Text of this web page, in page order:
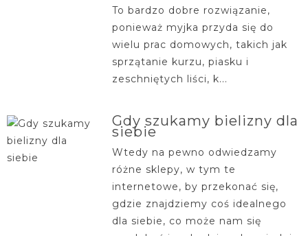
To bardzo dobre rozwiązanie,
ponieważ myjka przyda się do
wielu prac domowych, takich jak
sprzątanie kurzu, piasku i
zeschniętych liści, k...
Gdy szukamy bielizny dla
siebie
Wtedy na pewno odwiedzamy
różne sklepy, w tym te
internetowe, by przekonać się,
gdzie znajdziemy coś idealnego
dla siebie, co może nam się